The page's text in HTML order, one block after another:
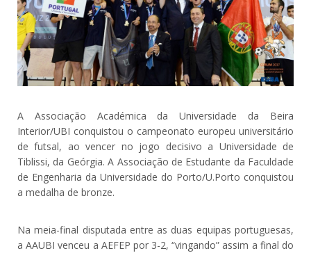
A Associação Académica da Universidade da Beira
Interior/UBI conquistou o campeonato europeu universitário
de futsal, ao vencer no jogo decisivo a Universidade de
Tiblissi, da Geórgia. A Associação de Estudante da Faculdade
de Engenharia da Universidade do Porto/U.Porto conquistou
a medalha de bronze.
Na meia-final disputada entre as duas equipas portuguesas,
a AAUBI venceu a AEFEP por 3-2, “vingando” assim a final do